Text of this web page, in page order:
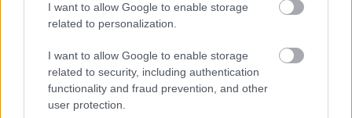
I want to allow Google to enable storage
related to personalization.
I want to allow Google to enable storage
related to security, including authentication
functionality and fraud prevention, and other
user protection.